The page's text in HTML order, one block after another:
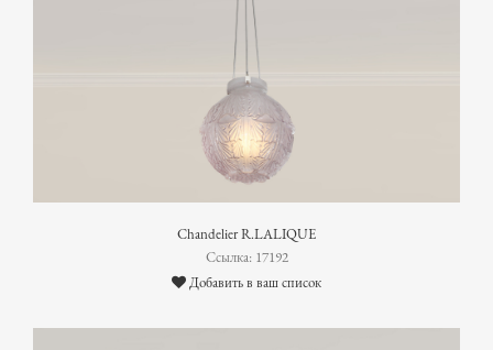
Chandelier R.LALIQUE
Ссылка: 17192
Добавить в ваш список